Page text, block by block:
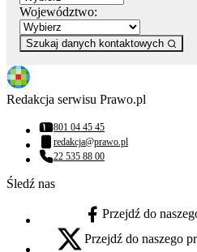
Województwo:
Szukaj danych kontaktowych
Redakcja serwisu Prawo.pl
Numer telefonu:
801 04 45 45
Adres email:
redakcja@prawo.pl
Numer telefonu:
22 535 88 00
Śledź nas
facebook - otwiera się w
Przejdź do
x - otwiera się w nowej karcie
Przejdź do naszego